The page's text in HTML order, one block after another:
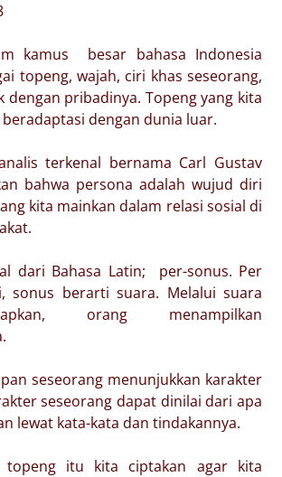
kamus besar bahasa Indonesia
topeng, wajah, ciri khas seseorang,
dengan pribadinya. Topeng yang kita
dengan dunia luar.
terkenal bernama Carl Gustav
bahwa persona adalah wujud diri
kita mainkan dalam relasi sosial di
dari Bahasa Latin; per-sonus. Per
sonus berarti suara. Melalui suara
orang menampilkan
seseorang menunjukkan karakter
seseorang dapat dinilai dari apa
lewat kata-kata dan tindakannya.
topeng itu kita ciptakan agar kita